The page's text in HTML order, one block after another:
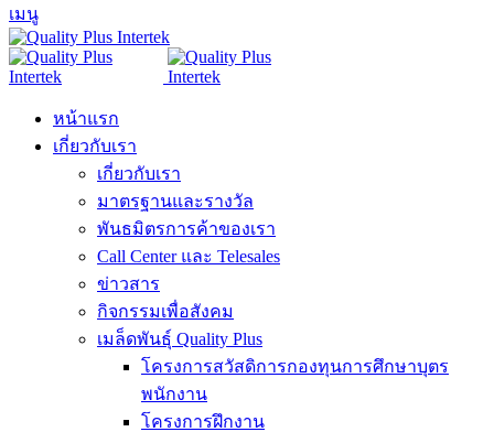
เมนู
หน้าแรก
เกี่ยวกับเรา
เกี่ยวกับเรา
มาตรฐานและรางวัล
พันธมิตรการค้าของเรา
Call Center และ Telesales
ข่าวสาร
กิจกรรมเพื่อสังคม
เมล็ดพันธุ์ Quality Plus
โครงการสวัสดิการกองทุนการศึกษาบุตร
พนักงาน
โครงการฝึกงาน